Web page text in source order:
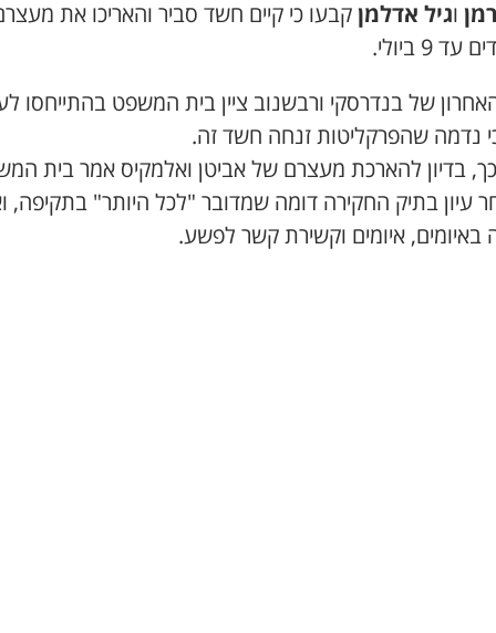
וגיל אדלמןקבעו כי קיים חשד סביר והאריכו את
9 ביולי.
האחרון של בנדרסקי ורבשנוב ציין בית המשפט בהתייחסו
נדמה שהפרקליטות זנחה חשד זה.
בדיון להארכת מעצרם של אביטן ואלמקיס אמר בית
עיון בתיק החקירה דומה שמדובר "לכל היותר" בתקיפה,
באיומים, איומים וקשירת קשר לפשע.